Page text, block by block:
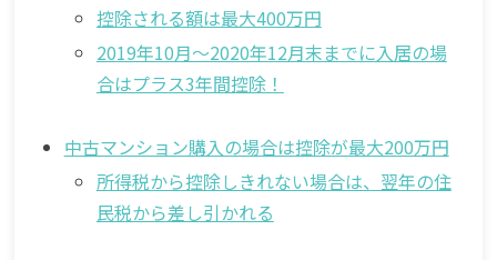
控除される額は最大400万円
2019年10月〜2020年12月末までに入居の場
合はプラス3年間控除！
中古マンション購入の場合は控除が最大200万円
所得税から控除しきれない場合は、翌年の住
民税から差し引かれる